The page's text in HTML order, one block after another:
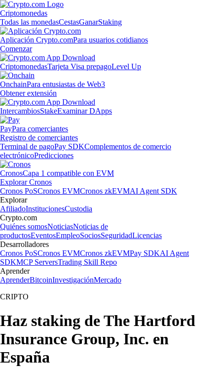
Criptomonedas
Todas las monedasCestasGanarStaking
Aplicación Crypto.comPara usuarios cotidianos
Comenzar
CriptomonedasTarjeta Visa prepagoLevel Up
OnchainPara entusiastas de Web3
Obtener extensión
IntercambiosStakeExaminar DApps
PayPara comerciantes
Registro de comerciantes
Terminal de pagoPay SDKComplementos de comercio
electrónicoPredicciones
CronosCapa 1 compatible con EVM
Explorar Cronos
Cronos PoSCronos EVMCronos zkEVMAI Agent SDK
Explorar
AfiliadoInstitucionesCustodia
Crypto.com
Quiénes somosNoticiasNoticias de
productosEventosEmpleoSociosSeguridadLicencias
Desarrolladores
Cronos PoSCronos EVMCronos zkEVMPay SDKAI Agent
SDKMCP ServersTrading Skill Repo
Aprender
AprenderBitcoinInvestigaciónMercado
CRIPTO
Haz staking de The Hartford
Insurance Group, Inc. en
España